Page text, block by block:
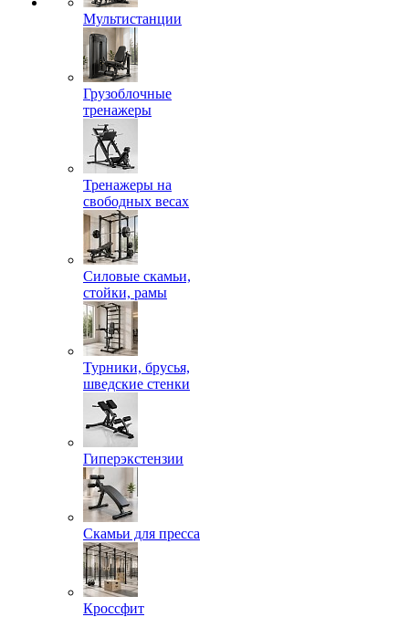
Мультистанции
Грузоблочные
тренажеры
Тренажеры на
свободных весах
Силовые скамьи,
стойки, рамы
Турники, брусья,
шведские стенки
Гиперэкстензии
Скамьи для пресса
Кроссфит